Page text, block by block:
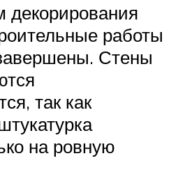
декорирования
работы
Стены
так как
на ровную